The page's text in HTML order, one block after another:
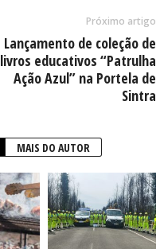
Próximo artigo
Lançamento de coleção de
livros educativos “Patrulha
Ação Azul” na Portela de
Sintra
MAIS DO AUTOR